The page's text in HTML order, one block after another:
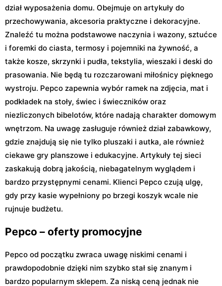
dział wyposażenia domu. Obejmuje on artykuły do
przechowywania, akcesoria praktyczne i dekoracyjne.
Znaleźć tu można podstawowe naczynia i wazony, sztućce
i foremki do ciasta, termosy i pojemniki na żywność, a
także kosze, skrzynki i pudła, tekstylia, wieszaki i deski do
prasowania. Nie będą tu rozczarowani miłośnicy pięknego
wystroju. Pepco zapewnia wybór ramek na zdjęcia, mat i
podkładek na stoły, świec i świeczników oraz
niezliczonych bibelotów, które nadają charakter domowym
wnętrzom. Na uwagę zasługuje również dział zabawkowy,
gdzie znajdują się nie tylko pluszaki i autka, ale również
ciekawe gry planszowe i edukacyjne. Artykuły tej sieci
zaskakują dobrą jakością, niebagatelnym wyglądem i
bardzo przystępnymi cenami. Klienci Pepco czują ulgę,
gdy przy kasie wypełniony po brzegi koszyk wcale nie
rujnuje budżetu.
Pepco – oferty promocyjne
Pepco od początku zwraca uwagę niskimi cenami i
prawdopodobnie dzięki nim szybko stał się znanym i
bardzo popularnym sklepem. Za niską ceną jednak nie